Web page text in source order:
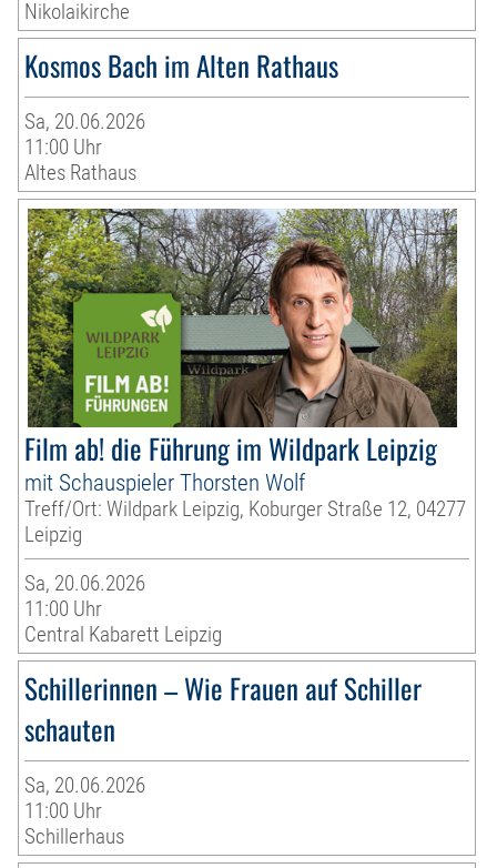
Nikolaikirche
Kosmos Bach im Alten Rathaus
Sa, 20.06.2026
11:00 Uhr
Altes Rathaus
Film ab! die Führung im Wildpark Leipzig
mit Schauspieler Thorsten Wolf
Treff/Ort: Wildpark Leipzig, Koburger Straße 12, 04277
Leipzig
Sa, 20.06.2026
11:00 Uhr
Central Kabarett Leipzig
Schillerinnen – Wie Frauen auf Schiller
schauten
Sa, 20.06.2026
11:00 Uhr
Schillerhaus